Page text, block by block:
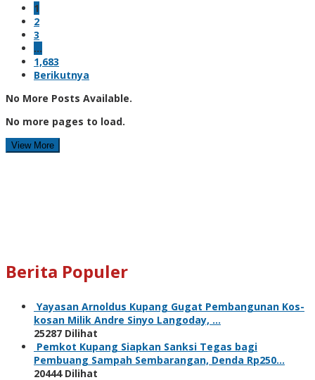
1
2
3
…
1,683
Berikutnya
No More Posts Available.
No more pages to load.
View More
Berita Populer
Yayasan Arnoldus Kupang Gugat Pembangunan Kos-
kosan Milik Andre Sinyo Langoday, …
25287 Dilihat
Pemkot Kupang Siapkan Sanksi Tegas bagi
Pembuang Sampah Sembarangan, Denda Rp250…
20444 Dilihat